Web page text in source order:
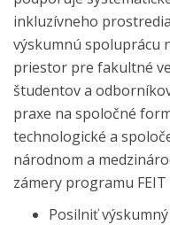
inkluzívneho
výskumnú spoluprácu
priestor pre fakultné
študentov a
praxe na spoločné
technologické a
národnom a
zámery programu FEIT
Posilniť